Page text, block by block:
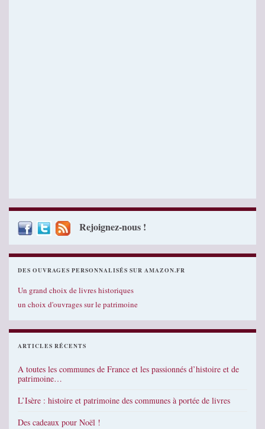
Rejoignez-nous !
DES OUVRAGES PERSONNALISÉS SUR AMAZON.FR
Un grand choix de livres historiques
un choix d'ouvrages sur le patrimoine
ARTICLES RÉCENTS
A toutes les communes de France et les passionnés d’histoire et de
patrimoine…
L’Isère : histoire et patrimoine des communes à portée de livres
Des cadeaux pour Noël !